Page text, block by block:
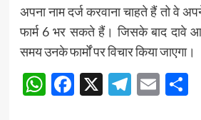
अपना नाम दर्ज करवाना चाहते हैं तो वे
फार्म 6 भर सकते हैं। जिसके बाद दावे
समय उनके फार्मों पर विचार किया जाएगा।
WhatsApp
Facebook
X Email